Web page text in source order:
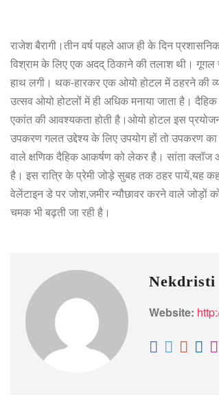
राजेश बैरागी।तीन वर्ष पहले आज ही के दिन
विश्राम के लिए एक अदद् ठिकाने की तलाश थी। गूगल
हाथ लगी। थक-हारकर एक ओयो होटल में ठहरने
उत्सव ओयो होटलों में ही अधिक मनाया जाता है।
एकांत की आवश्यकता होती है।ओयो होटल इस
उपकरण गलत उद्देश्य के लिए उपयोग हों तो उपकरण
वाले क्षणिक दैहिक आकर्षण को लेकर है। सांता क्लॉज
है। इस रात्रि के प्रेमी जोड़े सुबह तक ठहर पायें,यह
वेलेंटाइन डे पर जोश,जमीर न्यौछावर करने वाले जोड़ों
चमक भी बढ़ती जा रही है।
Nekdristi
Website: